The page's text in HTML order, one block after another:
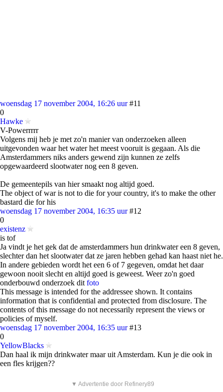
woensdag 17 november 2004, 16:26 uur #11
0
Hawke
V-Powerrrrr
Volgens mij heb je met zo'n manier van onderzoeken alleen
uitgevonden waar het water het meest vooruit is gegaan. Als die
Amsterdammers niks anders gewend zijn kunnen ze zelfs
opgewaardeerd slootwater nog een 8 geven.
De gemeentepils van hier smaakt nog altijd goed.
The object of war is not to die for your country, it's to make the other
bastard die for his
woensdag 17 november 2004, 16:35 uur #12
0
existenz
is tof
Ja vindt je het gek dat de amsterdammers hun drinkwater een 8 geven,
slechter dan het slootwater dat ze jaren hebben gehad kan haast niet he.
In andere gebieden wordt het een 6 of 7 gegeven, omdat het daar
gewoon nooit slecht en altijd goed is geweest. Weer zo'n goed
onderbouwd onderzoek dit foto
This message is intended for the addressee shown. It contains
information that is confidential and protected from disclosure. The
contents of this message do not necessarily represent the views or
policies of myself.
woensdag 17 november 2004, 16:35 uur #13
0
YellowBlacks
Dan haal ik mijn drinkwater maar uit Amsterdam. Kun je die ook in
een fles krijgen??
▼ Advertentie door Refinery89